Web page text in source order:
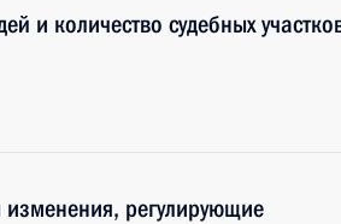
и количество судебных
изменения, регулирующие